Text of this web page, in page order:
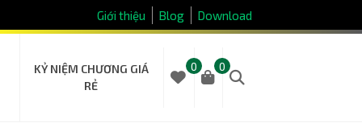
Giới thiệu Blog Download
KỶ NIỆM CHƯƠNG GIÁ
RẺ
0 0